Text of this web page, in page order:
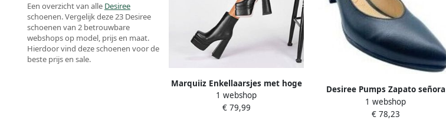
Een overzicht van alle Desiree
schoenen. Vergelijk deze 23 Desiree
schoenen van 2 betrouwbare
webshops op model, prijs en maat.
Hierdoor vind deze schoenen voor de
beste prijs en sale.
Marquiiz Enkellaarsjes met hoge
hak pumps
1 webshop
€ 79,99
Desiree Pumps Zapato señora
maca 2 negro
1 webshop
€ 78,23